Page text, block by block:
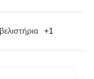
1921